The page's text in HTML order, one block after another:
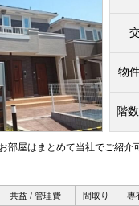
物
階
部屋はまとめて当社でご紹
共益 / 管理費 間取り 専